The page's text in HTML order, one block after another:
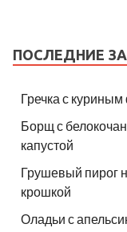
ПОСЛЕДНИЕ
Гречка с
Борщ с
капустой
Грушевый пирог
крошкой
Оладьи с